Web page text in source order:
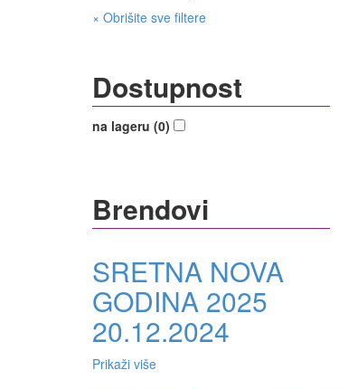
× Obrišite sve filtere
Dostupnost
na lageru (0)
Brendovi
SRETNA NOVA
GODINA 2025
20.12.2024
Prikaži više